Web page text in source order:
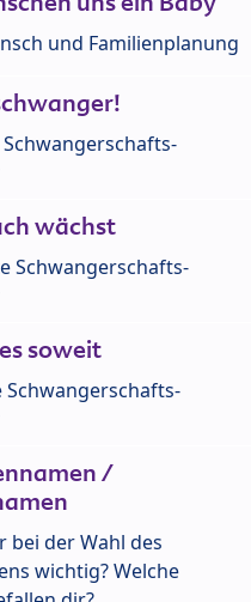
und Familienplanung
wächst
Schwangerschafts-
soweit
Schwangerschafts-
/
bei der Wahl des
wichtig? Welche